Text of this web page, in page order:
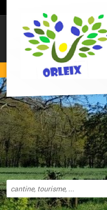
Effectuer
une
recherche